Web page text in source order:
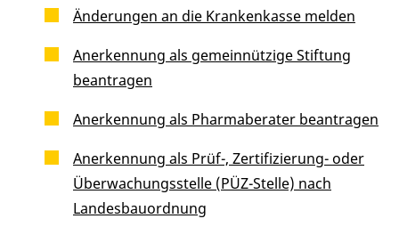
Änderungen an die Krankenkasse melden
Anerkennung als gemeinnützige Stiftung
beantragen
Anerkennung als Pharmaberater beantragen
Anerkennung als Prüf-, Zertifizierung- oder
Überwachungsstelle (PÜZ-Stelle) nach
Landesbauordnung